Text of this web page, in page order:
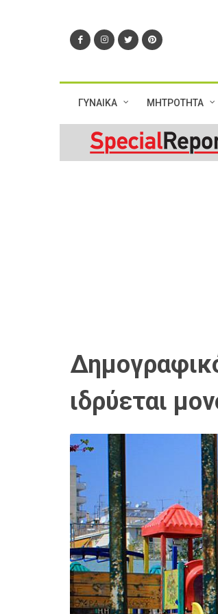
ΓΥΝΑΙΚΑ ΜΗΤΡΟΤΗΤΑ
ιδρύεται